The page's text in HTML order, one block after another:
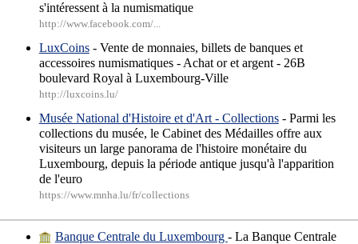
s'intéressent à la numismatique
http://www.facebook.com/...
LuxCoins- Vente de monnaies, billets de banques et
accessoires numismatiques - Achat or et argent - 26B
boulevard Royal à Luxembourg-Ville
http://luxcoins.lu/
Musée National d'Histoire et d'Art - Collections- Parmi les
collections du musée, le Cabinet des Médailles offre aux
visiteurs un large panorama de l'histoire monétaire du
Luxembourg, depuis la période antique jusqu'à l'apparition
de l'euro
https://www.mnha.lu/fr/collections
Banque Centrale du Luxembourg - La Banque Centrale